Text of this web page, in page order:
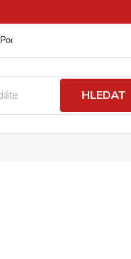
Podmínky ochrany osobních údajů
HLEDAT